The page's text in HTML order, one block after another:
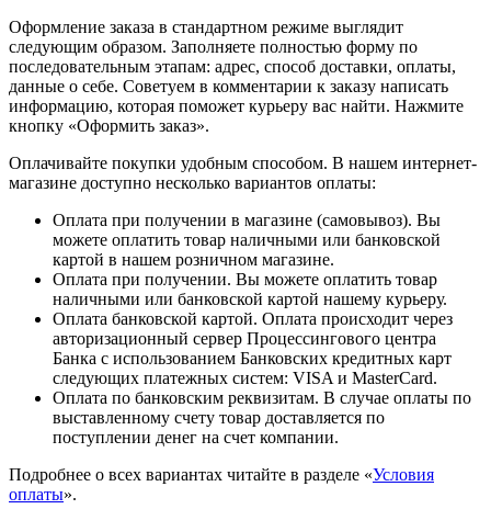
Оформление заказа в стандартном режиме выглядит
следующим образом. Заполняете полностью форму по
последовательным этапам: адрес, способ доставки, оплаты,
данные о себе. Советуем в комментарии к заказу написать
информацию, которая поможет курьеру вас найти. Нажмите
кнопку «Оформить заказ».
Оплачивайте покупки удобным способом. В нашем интернет-
магазине доступно несколько вариантов оплаты:
Оплата при получении в магазине (самовывоз). Вы
можете оплатить товар наличными или банковской
картой в нашем розничном магазине.
Оплата при получении. Вы можете оплатить товар
наличными или банковской картой нашему курьеру.
Оплата банковской картой. Оплата происходит через
авторизационный сервер Процессингового центра
Банка с использованием Банковских кредитных карт
следующих платежных систем: VISA и MasterCard.
Оплата по банковским реквизитам. В случае оплаты по
выставленному счету товар доставляется по
поступлении денег на счет компании.
Подробнее о всех вариантах читайте в разделе «Условия
оплаты».